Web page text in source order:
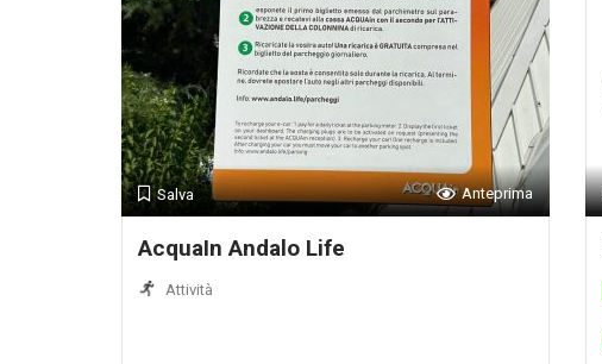
Salva Anteprima
AcquaIn Andalo Life
Attività